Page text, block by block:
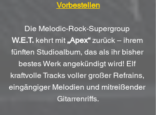
Vorbestellen
Die Melodic-Rock-Supergroup
W.E.T. kehrt mit „Apex“ zurück – ihrem
fünften Studioalbum, das als ihr bisher
bestes Werk angekündigt wird! Elf
kraftvolle Tracks voller großer Refrains,
eingängiger Melodien und mitreißender
Gitarrenriffs.